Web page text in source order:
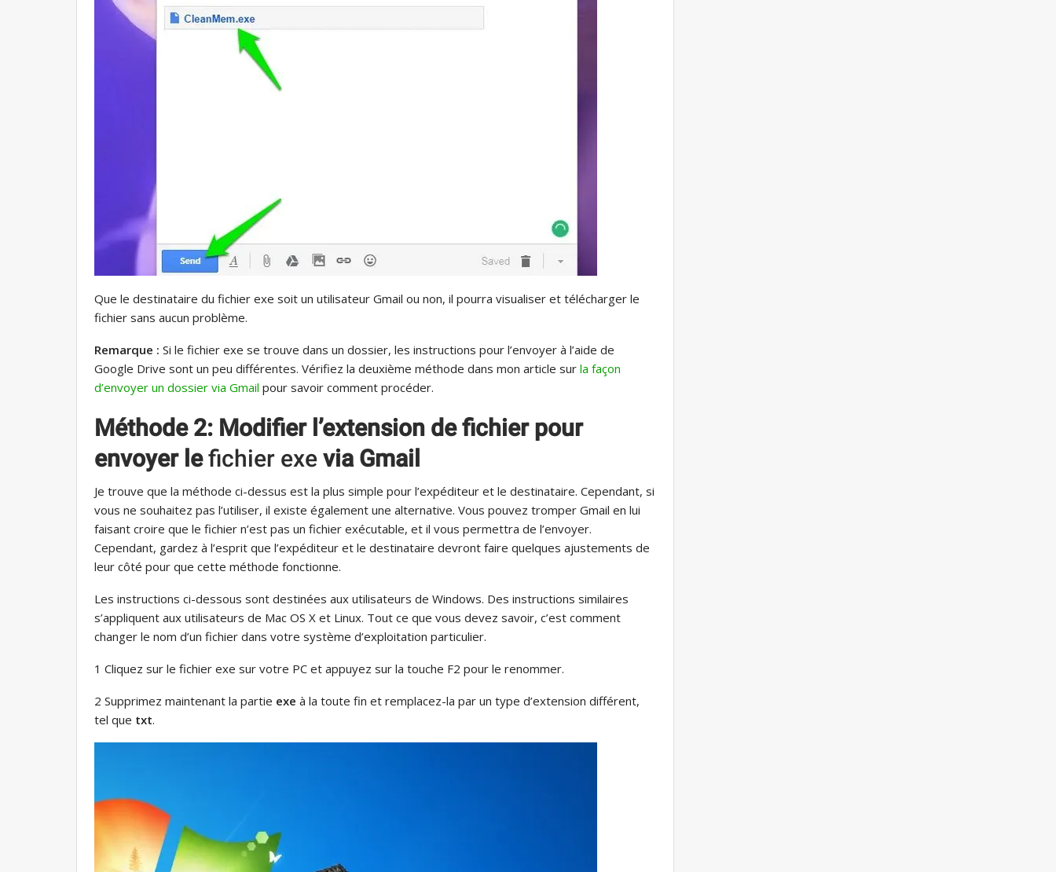
Que le destinataire du fichier exe soit un utilisateur Gmail ou non, il pourra visualiser et télécharger le
fichier sans aucun problème.
Remarque : Si le fichier exe se trouve dans un dossier, les instructions pour l’envoyer à l’aide de
Google Drive sont un peu différentes. Vérifiez la deuxième méthode dans mon article sur la façon
d’envoyer un dossier via Gmail pour savoir comment procéder.
Méthode 2: Modifier l’extension de fichier pour
envoyer lefichier exe via Gmail
Je trouve que la méthode ci-dessus est la plus simple pour l’expéditeur et le destinataire. Cependant, si
vous ne souhaitez pas l’utiliser, il existe également une alternative. Vous pouvez tromper Gmail en lui
faisant croire que le fichier n’est pas un fichier exécutable, et il vous permettra de l’envoyer.
Cependant, gardez à l’esprit que l’expéditeur et le destinataire devront faire quelques ajustements de
leur côté pour que cette méthode fonctionne.
Les instructions ci-dessous sont destinées aux utilisateurs de Windows. Des instructions similaires
s’appliquent aux utilisateurs de Mac OS X et Linux. Tout ce que vous devez savoir, c’est comment
changer le nom d’un fichier dans votre système d’exploitation particulier.
1 Cliquez sur le fichier exe sur votre PC et appuyez sur la touche F2 pour le renommer.
2 Supprimez maintenant la partie exe à la toute fin et remplacez-la par un type d’extension différent,
tel que txt.